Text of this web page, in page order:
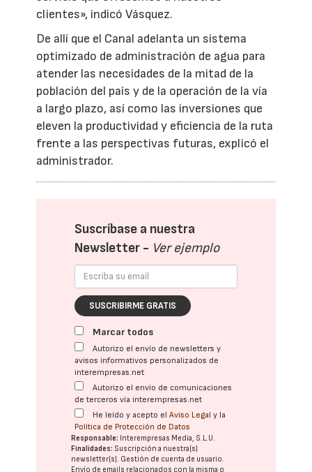
clientes», indicó Vásquez.
De allí que el Canal adelanta un sistema
optimizado de administración de agua para
atender las necesidades de la mitad de la
población del país y de la operación de la vía
a largo plazo, así como las inversiones que
eleven la productividad y eficiencia de la ruta
frente a las perspectivas futuras, explicó el
administrador.
Suscríbase a nuestra
Newsletter - Ver ejemplo
SUSCRIBIRME GRATIS
Marcar todos
Autorizo el envío de newsletters y
avisos informativos personalizados de
interempresas.net
Autorizo el envío de comunicaciones
de terceros vía interempresas.net
He leído y acepto elAviso Legal y la
Política de Protección de Datos
Responsable: Interempresas Media, S.L.U.
Finalidades: Suscripción a nuestra(s)
newsletter(s). Gestión de cuenta de usuario.
Envío de emails relacionados con la misma o